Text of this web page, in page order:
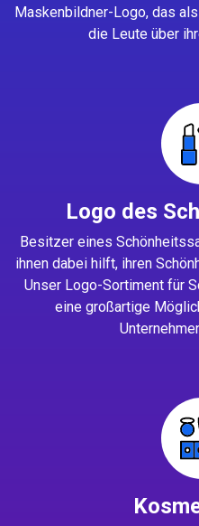
Maskenbildner-Logo, das
die Leute über
Logo des
Besitzer eines
ihnen dabei hilft, ihren
Unser Logo-Sortiment für
eine großartige